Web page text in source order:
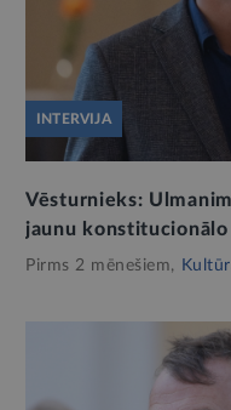
INTERVIJA
Vēsturnieks:
jaunu
Pirms 2 mēnešiem,